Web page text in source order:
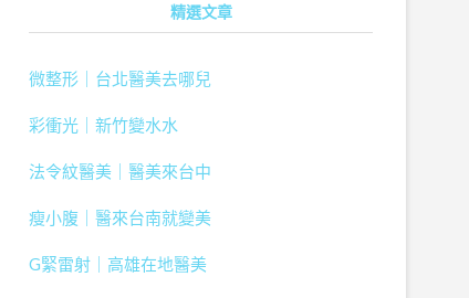
精選文章
微整形｜台北醫美去哪兒
彩衝光｜新竹變水水
法令紋醫美｜醫美來台中
瘦小腹｜醫來台南就變美
G緊雷射｜高雄在地醫美